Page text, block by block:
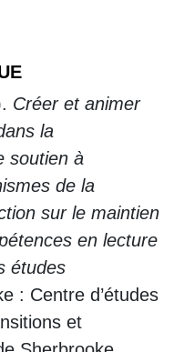
Créer et animer
la
soutien à
de la
sur le maintien
en lecture
études
: Centre d’études
et